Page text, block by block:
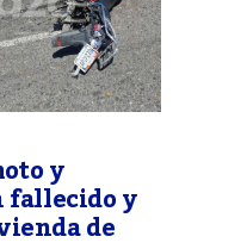
y
fallecido y
de